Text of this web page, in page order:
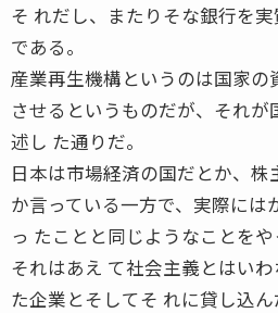
そ れだし、またりそな銀行を
である。
産業再生機構というのは国家の
させるというものだが、それ
述し た通りだ。
日本は市場経済の国だとか、
か言っている一方で、実際には
っ たことと同じようなことをや
それはあえ て社会主義とはい
た企業とそしてそ れに貸し込